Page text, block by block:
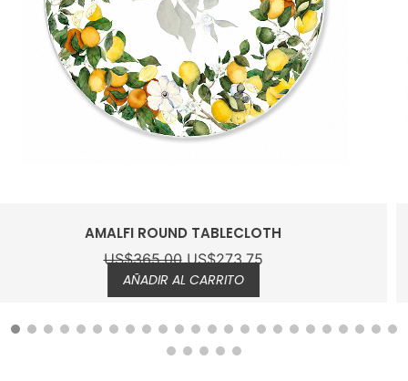
TOPIARY TABLECLOTH 180X270CM
US$334.00 US$250.50
AÑADIR AL CARRITO